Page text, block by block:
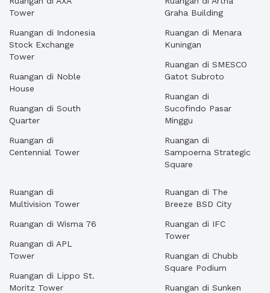
Tower
Ruangan di Indonesia
Stock Exchange
Tower
Ruangan di Noble
House
Ruangan di South
Quarter
Ruangan di
Centennial Tower
Graha Building
Ruangan di Menara
Kuningan
Ruangan di SMESCO
Gatot Subroto
Ruangan di
Sucofindo Pasar
Minggu
Ruangan di
Sampoerna Strategic
Square
Ruangan di
Multivision Tower
Ruangan di Wisma 76
Ruangan di APL
Tower
Ruangan di Lippo St.
Moritz Tower
Ruangan di The
Breeze BSD City
Ruangan di IFC
Tower
Ruangan di Chubb
Square Podium
Ruangan di Sunken